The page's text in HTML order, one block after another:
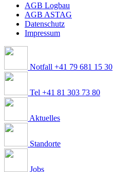
AGB Logbau
AGB ASTAG
Datenschutz
Impressum
Notfall +41 79 681 15 30
Tel +41 81 303 73 80
Aktuelles
Standorte
Jobs